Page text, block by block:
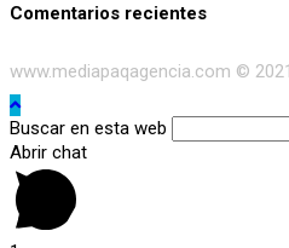
Comentarios recientes
www.mediapaqagencia.com ©
Buscar en esta web
Abrir chat